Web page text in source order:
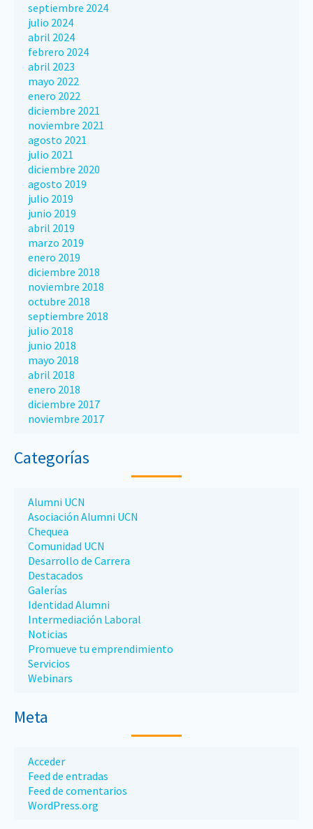
septiembre 2024
julio 2024
abril 2024
febrero 2024
abril 2023
mayo 2022
enero 2022
diciembre 2021
noviembre 2021
agosto 2021
julio 2021
diciembre 2020
agosto 2019
julio 2019
junio 2019
abril 2019
marzo 2019
enero 2019
diciembre 2018
noviembre 2018
octubre 2018
septiembre 2018
julio 2018
junio 2018
mayo 2018
abril 2018
enero 2018
diciembre 2017
noviembre 2017
Categorías
Alumni UCN
Asociación Alumni UCN
Chequea
Comunidad UCN
Desarrollo de Carrera
Destacados
Galerías
Identidad Alumni
Intermediación Laboral
Noticias
Promueve tu emprendimiento
Servicios
Webinars
Meta
Acceder
Feed de entradas
Feed de comentarios
WordPress.org